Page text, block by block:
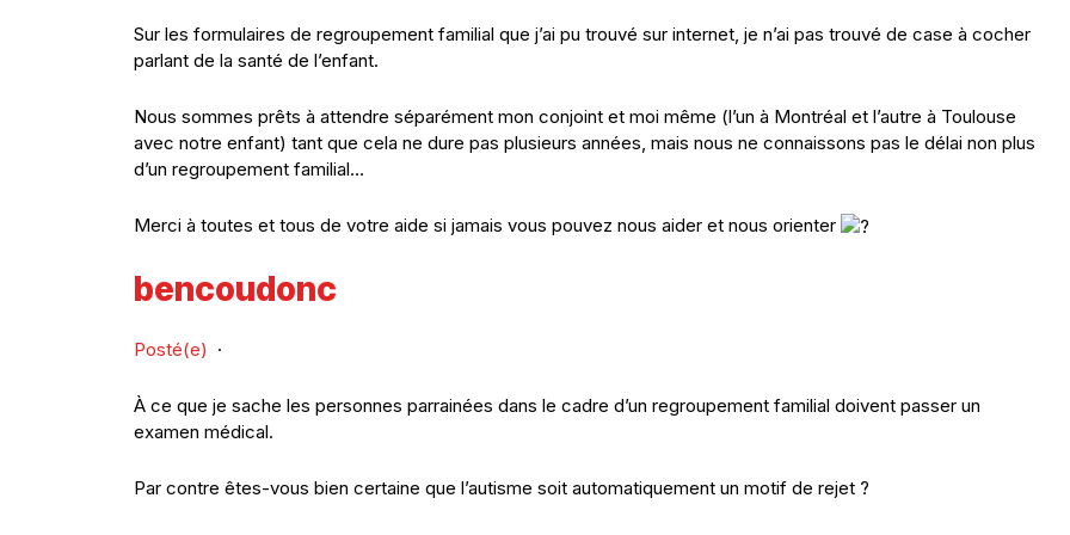
Sur les formulaires de regroupement familial que j’ai pu trouvé sur internet, je n’ai pas trouvé de case à cocher
parlant de la santé de l’enfant.
Nous sommes prêts à attendre séparément mon conjoint et moi même (l’un à Montréal et l’autre à Toulouse
avec notre enfant) tant que cela ne dure pas plusieurs années, mais nous ne connaissons pas le délai non plus
d’un regroupement familial…
Merci à toutes et tous de votre aide si jamais vous pouvez nous aider et nous orienter
bencoudonc
Posté(e) ·
À ce que je sache les personnes parrainées dans le cadre d’un regroupement familial doivent passer un
examen médical.
Par contre êtes-vous bien certaine que l’autisme soit automatiquement un motif de rejet ?